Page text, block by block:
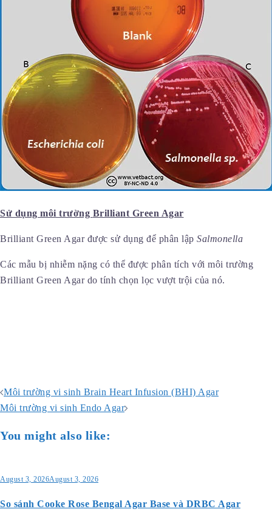
Sử dụng môi trường Brilliant Green Agar
Brilliant Green Agar được sử dụng để phân lập Salmonella
Các mẫu bị nhiễm nặng có thể được phân tích với môi trường
Brilliant Green Agar do tính chọn lọc vượt trội của nó.
Post
navigation
Môi trường vi sinh Brain Heart Infusion (BHI) Agar
Môi trường vi sinh Endo Agar
You might also like:
August 3, 2026August 3, 2026
So sánh Cooke Rose Bengal Agar Base và DRBC Agar